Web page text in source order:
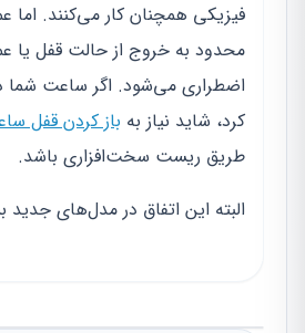
فیزیکی همچنان کار می‌کنند. اما
محدود به خروج از حالت قفل یا
اضطراری می‌شود. اگر ساعت شما
کرد، شاید نیاز به باز کردن قفل
طریق ریست سخت‌افزاری باشد.
البته این اتفاق در مدل‌های جدید